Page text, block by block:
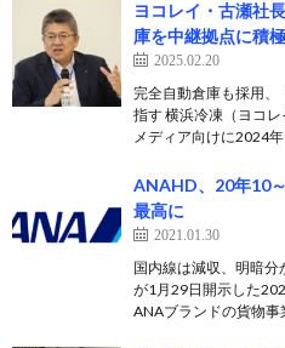
ヨコレイ・古瀬社
庫を中継拠点に積
2025.02.20
完全自動倉庫も採用、
指す 横浜冷凍（ヨコ
メディア向けに2024
ANAHD、20年10
最高に
2021.01.30
国内線は減収、明暗分
が1月29日開示した
ANAブランドの貨物